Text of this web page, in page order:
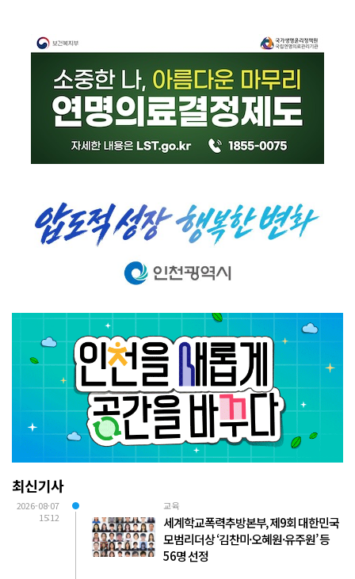
최신기사
2026-08-07
15:12
교육
세계학교폭력추방본부, 제9회 대한민국
모범리더상 ‘김찬미·오혜원·유주원’ 등
56명 선정